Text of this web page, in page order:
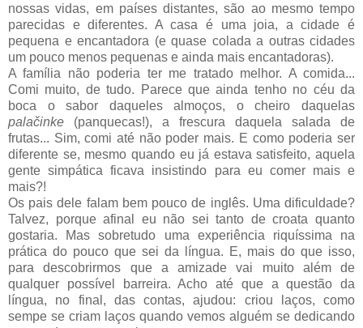
nossas vidas, em países distantes, são ao mesmo tempo
parecidas e diferentes. A casa é uma joia, a cidade é
pequena e encantadora (e quase colada a outras cidades
um pouco menos pequenas e ainda mais encantadoras).
A família não poderia ter me tratado melhor. A comida...
Comi muito, de tudo. Parece que ainda tenho no céu da
boca o sabor daqueles almoços, o cheiro daquelas
palačinke (panquecas!), a frescura daquela salada de
frutas... Sim, comi até não poder mais. E como poderia ser
diferente se, mesmo quando eu já estava satisfeito, aquela
gente simpática ficava insistindo para eu comer mais e
mais?!
Os pais dele falam bem pouco de inglês. Uma dificuldade?
Talvez, porque afinal eu não sei tanto de croata quanto
gostaria. Mas sobretudo uma experiência riquíssima na
prática do pouco que sei da língua. E, mais do que isso,
para descobrirmos que a amizade vai muito além de
qualquer possível barreira. Acho até que a questão da
língua, no final, das contas, ajudou: criou laços, como
sempe se criam laços quando vemos alguém se dedicando